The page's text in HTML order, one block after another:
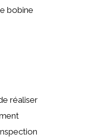
bobine
réaliser